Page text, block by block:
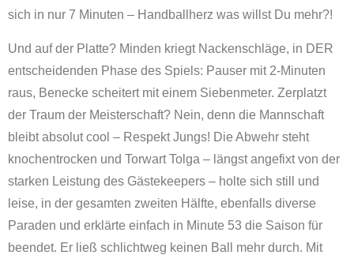
sich in nur 7 Minuten – Handballherz was willst Du mehr?!
Und auf der Platte? Minden kriegt Nackenschläge, in DER
entscheidenden Phase des Spiels: Pauser mit 2-Minuten
raus, Benecke scheitert mit einem Siebenmeter. Zerplatzt
der Traum der Meisterschaft? Nein, denn die Mannschaft
bleibt absolut cool – Respekt Jungs! Die Abwehr steht
knochentrocken und Torwart Tolga – längst angefixt von der
starken Leistung des Gästekeepers – holte sich still und
leise, in der gesamten zweiten Hälfte, ebenfalls diverse
Paraden und erklärte einfach in Minute 53 die Saison für
beendet. Er ließ schlichtweg keinen Ball mehr durch. Mit